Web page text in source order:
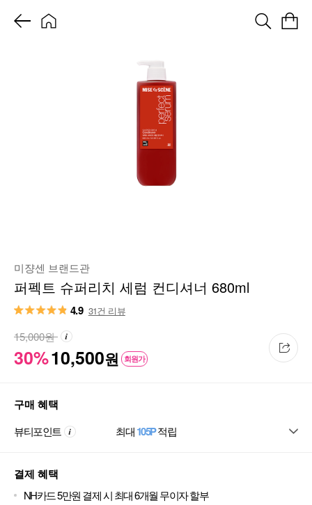
미쟝센 브랜드관
퍼펙트 슈퍼리치 세럼 컨디셔너 680ml
4.9 31건 리뷰
30%10,500원 회원가
15,000원
구매 혜택
뷰티포인트 최대105P적립
결제 혜택
NH카드 5만원 결제 시 최대 6개월 무이자 할부